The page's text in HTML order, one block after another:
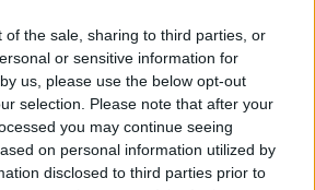
of the sale, sharing to third parties, or
or sensitive information for
us, please use the below opt-out
selection. Please note that after your
you may continue seeing
on personal information utilized by
disclosed to third parties prior to